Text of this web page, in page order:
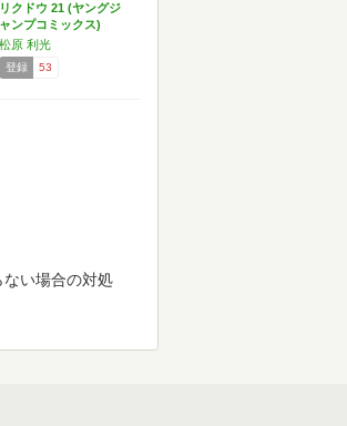
リクドウ 21 (ヤングジ
ャンプコミックス)
松原 利光
登録 53
い場合の対処